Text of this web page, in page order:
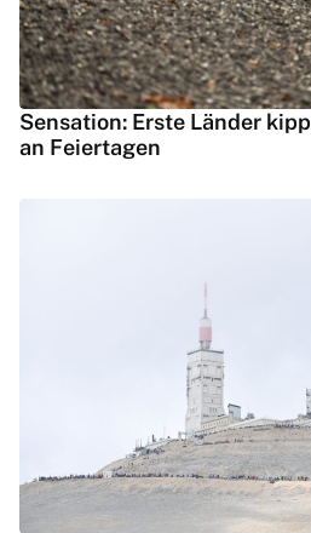
Sensation: Erste Länder
an Feiertagen